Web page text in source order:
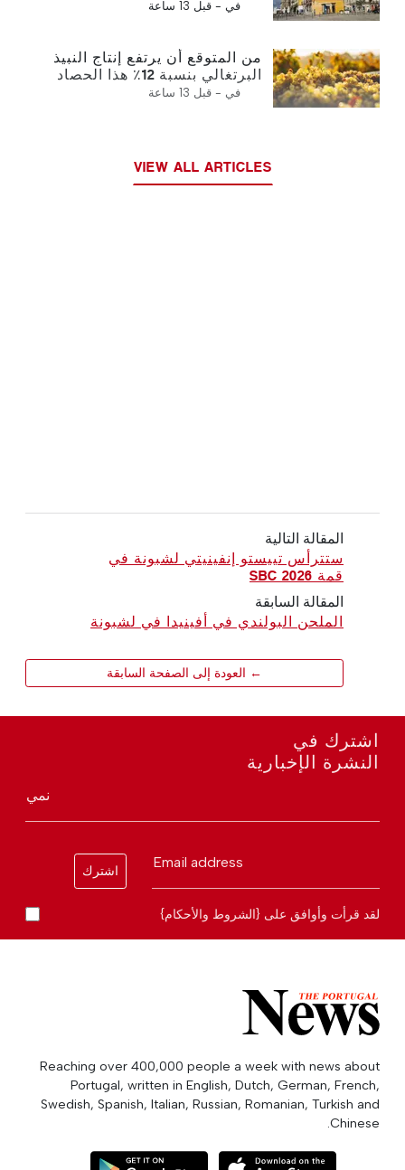
في - قبل 13 ساعة
من المتوقع أن يرتفع إنتاج النبيذ
البرتغالي بنسبة 12٪ هذا الحصاد
في - قبل 13 ساعة
VIEW ALL ARTICLES
المقالة التالية
ستترأس تييستو إنفينيتي لشبونة في
قمة SBC 2026
المقالة السابقة
الملحن البولندي في أفينيدا في لشبونة
← العودة إلى الصفحة السابقة
اشترك في
النشرة الإخبارية
نمي
Email address
اشترك
لقد قرأت وأوافق على {الشروط والأحكام}
Reaching over 400,000 people a week with news about
Portugal, written in English, Dutch, German, French,
Swedish, Spanish, Italian, Russian, Romanian, Turkish and
Chinese.